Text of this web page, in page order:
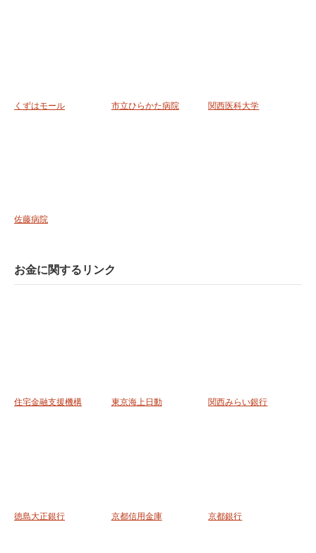
くずはモール 市立ひらかた病院 関西医科大学
佐藤病院
お金に関するリンク
住宅金融支援機構 東京海上日動 関西みらい銀行
徳島大正銀行 京都信用金庫 京都銀行